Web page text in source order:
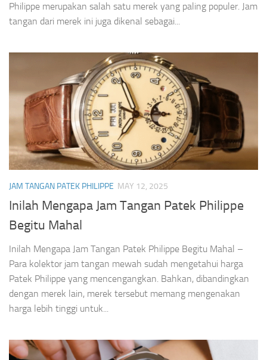
Philippe merupakan salah satu merek yang paling populer. Jam
tangan dari merek ini juga dikenal sebagai...
JAM TANGAN PATEK PHILIPPE MAY 12, 2025
Inilah Mengapa Jam Tangan Patek Philippe
Begitu Mahal
Inilah Mengapa Jam Tangan Patek Philippe Begitu Mahal –
Para kolektor jam tangan mewah sudah mengetahui harga
Patek Philippe yang mencengangkan. Bahkan, dibandingkan
dengan merek lain, merek tersebut memang mengenakan
harga lebih tinggi untuk...